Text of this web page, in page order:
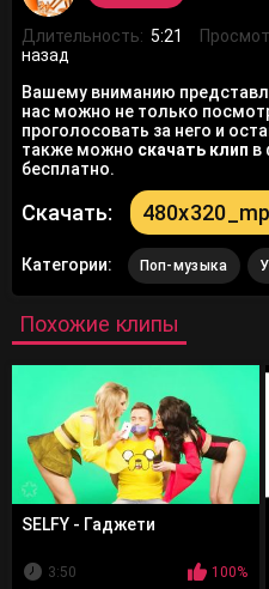
Длительность: 5:21
назад
Вашему вниманию
нас можно не только
проголосовать за него и
также можно скачать клип в
бесплатно.
Скачать:
Категории: Поп-музыка
Похожие клипы
SELFY - Гаджети
3:50
100%